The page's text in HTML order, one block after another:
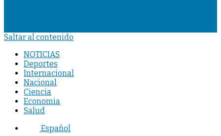
Saltar al contenido
NOTICIAS
Deportes
Internacional
Nacional
Ciencia
Economia
Salud
Español